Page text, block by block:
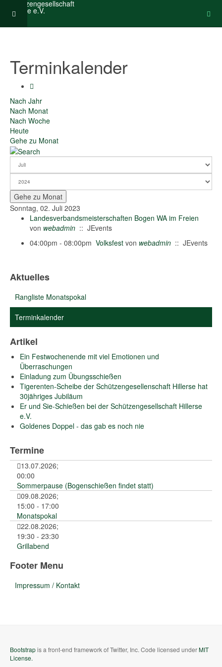
Terminkalender
Nach Jahr
Nach Monat
Nach Woche
Heute
Gehe zu Monat
Gehe zu Monat
Sonntag, 02. Juli 2023
Landesverbandsmeisterschaften Bogen WA im Freien
von webadmin :: JEvents
04:00pm - 08:00pm Volksfest von webadmin :: JEvents
Aktuelles
Rangliste Monatspokal
Terminkalender
Artikel
Ein Festwochenende mit viel Emotionen und
Überraschungen
Einladung zum Übungsschießen
Tigerenten-Scheibe der Schützengesellenschaft Hillerse hat
30jähriges Jubiläum
Er und Sie-Schießen bei der Schützengesellschaft Hillerse
e.V.
Goldenes Doppel - das gab es noch nie
Termine
13.07.2026;
00:00
Sommerpause (Bogenschießen findet statt)
09.08.2026;
15:00 - 17:00
Monatspokal
22.08.2026;
19:30 - 23:30
Grillabend
Footer Menu
Impressum / Kontakt
Bootstrapis a front-end framework of Twitter, Inc. Code licensed underMIT
License.